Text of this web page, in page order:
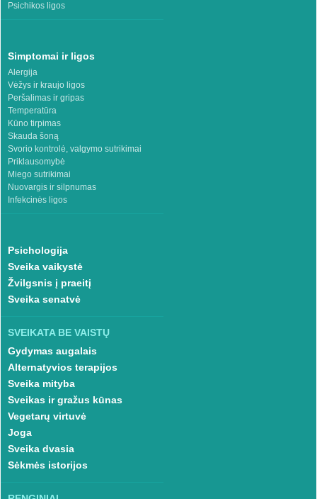
Psichikos ligos
Simptomai ir ligos
Alergija
Vėžys ir kraujo ligos
Peršalimas ir gripas
Temperatūra
Kūno tirpimas
Skauda šoną
Svorio kontrolė, valgymo sutrikimai
Priklausomybė
Miego sutrikimai
Nuovargis ir silpnumas
Infekcinės ligos
Psichologija
Sveika vaikystė
Žvilgsnis į praeitį
Sveika senatvė
SVEIKATA BE VAISTŲ
Gydymas augalais
Alternatyvios terapijos
Sveika mityba
Sveikas ir gražus kūnas
Vegetarų virtuvė
Joga
Sveika dvasia
Sėkmės istorijos